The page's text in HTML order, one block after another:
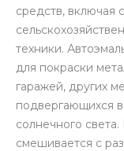
средств, включая
техники.
для покраски
гаражей, других
подвергающихся
солнечного
смешивается с